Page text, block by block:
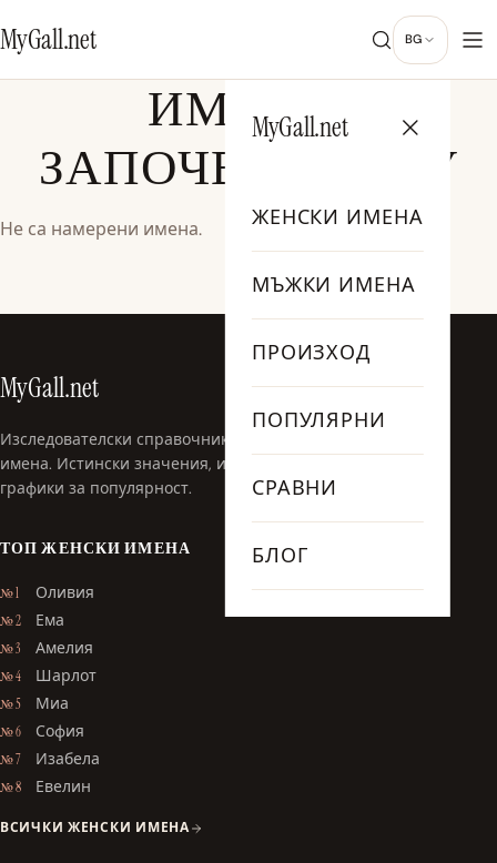
MyGall.net BG
MyGall.net
ЖЕНСКИ ИМЕНА
МЪЖКИ ИМЕНА
ПРОИЗХОД
ПОПУЛЯРНИ
СРАВНИ
БЛОГ
ИМЕНА,
ЗАПОЧВАЩИ С У
Не са намерени имена.
MyGall.net
Изследователски справочник за бебешки
имена. Истински значения, история и
графики за популярност.
ТОП ЖЕНСКИ ИМЕНА
№ 1 Оливия
№ 2 Ема
№ 3 Амелия
№ 4 Шарлот
№ 5 Миа
№ 6 София
№ 7 Изабела
№ 8 Евелин
ВСИЧКИ ЖЕНСКИ ИМЕНА